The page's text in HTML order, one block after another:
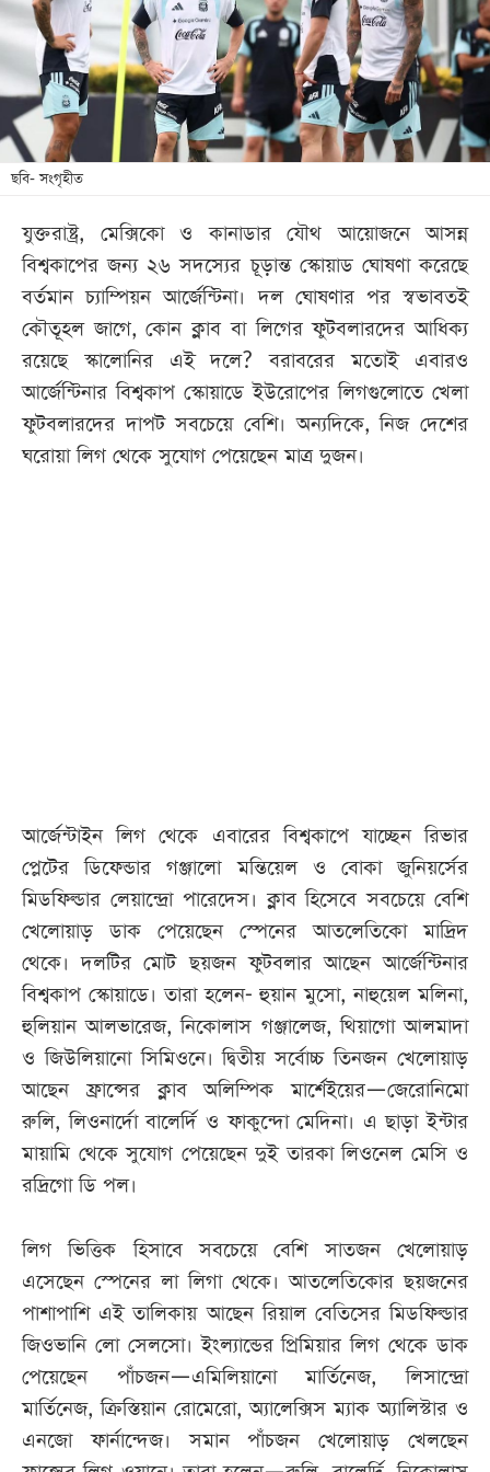
খেলা
বিনোদন
লাইফ
স্টাইল
শিক্ষা
সব
বিভাগ
ছবি
ভিডিও
ছবি- সংগৃহীত
যুক্তরাষ্ট্র, মেক্সিকো ও কানাডার যৌথ আয়োজনে আসন্ন
বিশ্বকাপের জন্য ২৬ সদস্যের চূড়ান্ত স্কোয়াড ঘোষণা করেছে
বর্তমান চ্যাম্পিয়ন আর্জেন্টিনা। দল ঘোষণার পর স্বভাবতই
কৌতূহল জাগে, কোন ক্লাব বা লিগের ফুটবলারদের আধিক্য
রয়েছে স্কালোনির এই দলে? বরাবরের মতোই এবারও
আর্জেন্টিনার বিশ্বকাপ স্কোয়াডে ইউরোপের লিগগুলোতে খেলা
ফুটবলারদের দাপট সবচেয়ে বেশি। অন্যদিকে, নিজ দেশের
ঘরোয়া লিগ থেকে সুযোগ পেয়েছেন মাত্র দুজন।
আর্জেন্টাইন লিগ থেকে এবারের বিশ্বকাপে যাচ্ছেন রিভার
প্লেটের ডিফেন্ডার গঞ্জালো মন্তিয়েল ও বোকা জুনিয়র্সের
মিডফিল্ডার লেয়ান্দ্রো পারেদেস। ক্লাব হিসেবে সবচেয়ে বেশি
খেলোয়াড় ডাক পেয়েছেন স্পেনের আতলেতিকো মাদ্রিদ
থেকে। দলটির মোট ছয়জন ফুটবলার আছেন আর্জেন্টিনার
বিশ্বকাপ স্কোয়াডে। তারা হলেন- হুয়ান মুসো, নাহুয়েল মলিনা,
হুলিয়ান আলভারেজ, নিকোলাস গঞ্জালেজ, থিয়াগো আলমাদা
ও জিউলিয়ানো সিমিওনে। দ্বিতীয় সর্বোচ্চ তিনজন খেলোয়াড়
আছেন ফ্রান্সের ক্লাব অলিম্পিক মার্শেইয়ের—জেরোনিমো
রুলি, লিওনার্দো বালের্দি ও ফাকুন্দো মেদিনা। এ ছাড়া ইন্টার
মায়ামি থেকে সুযোগ পেয়েছেন দুই তারকা লিওনেল মেসি ও
রদ্রিগো ডি পল।
লিগ ভিত্তিক হিসাবে সবচেয়ে বেশি সাতজন খেলোয়াড়
এসেছেন স্পেনের লা লিগা থেকে। আতলেতিকোর ছয়জনের
পাশাপাশি এই তালিকায় আছেন রিয়াল বেতিসের মিডফিল্ডার
জিওভানি লো সেলসো। ইংল্যান্ডের প্রিমিয়ার লিগ থেকে ডাক
পেয়েছেন পাঁচজন—এমিলিয়ানো মার্তিনেজ, লিসান্দ্রো
মার্তিনেজ, ক্রিস্তিয়ান রোমেরো, অ্যালেক্সিস ম্যাক অ্যালিস্টার ও
এনজো ফার্নান্দেজ। সমান পাঁচজন খেলোয়াড় খেলছেন